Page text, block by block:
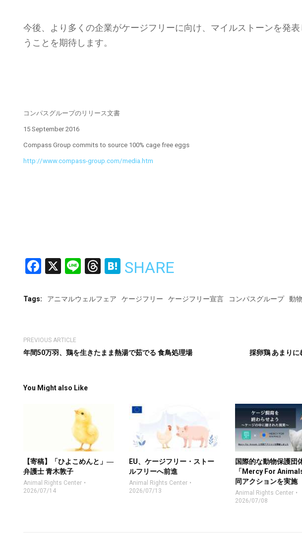
今後、より多くの企業がケージフリーに向け、マイルストーンを発
うことを期待します。
コンパスグループのリリース文書
15 September 2016
Compass Group commits to source 100% cage free eggs
http://www.compass-group.com/media.htm
Facebook
X LineThreads
Hatena
SHARE
Tags: アニマルウェルフェア ケージフリー ケージフリー宣言 コンパスグループ 動
PREVIOUS ARTICLE
年間50万羽、鶏を生きたまま熱湯で茹でる 食鳥処理場 採卵鶏 あまり
You Might also Like
【寄稿】「ひよこめんと」―
弁護士 青木敦子
Animal Rights Center
2026/07/14
EU、ケージフリー・ストー
ルフリーへ前進
Animal Rights Center
2026/07/13
国際的な動物保護団
「Mercy For
同アクションを実施
Animal Rights Center
2026/07/08